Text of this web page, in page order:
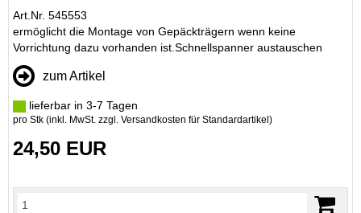
Art.Nr. 545553
ermöglicht die Montage von Gepäckträgern wenn keine
Vorrichtung dazu vorhanden ist.Schnellspanner austauschen
zum Artikel
lieferbar in 3-7 Tagen
pro Stk (inkl. MwSt. zzgl. Versandkosten für Standardartikel )
24,50 EUR